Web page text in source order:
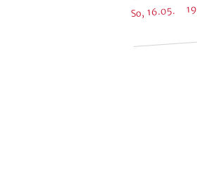
So, 16.05.